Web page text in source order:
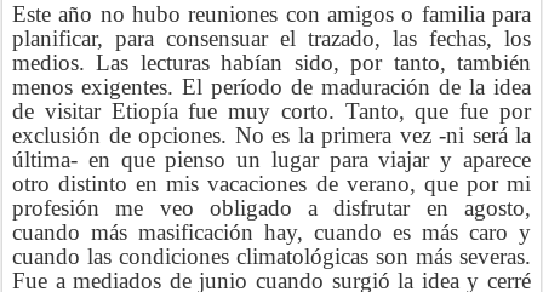
Este año no hubo reuniones con amigos o familia para
planificar, para consensuar el trazado, las fechas, los
medios. Las lecturas habían sido, por tanto, también
menos exigentes. El período de maduración de la idea
de visitar Etiopía fue muy corto. Tanto, que fue por
exclusión de opciones. No es la primera vez -ni será la
última- en que pienso un lugar para viajar y aparece
otro distinto en mis vacaciones de verano, que por mi
profesión me veo obligado a disfrutar en agosto,
cuando más masificación hay, cuando es más caro y
cuando las condiciones climatológicas son más severas.
Fue a mediados de junio cuando surgió la idea y cerré